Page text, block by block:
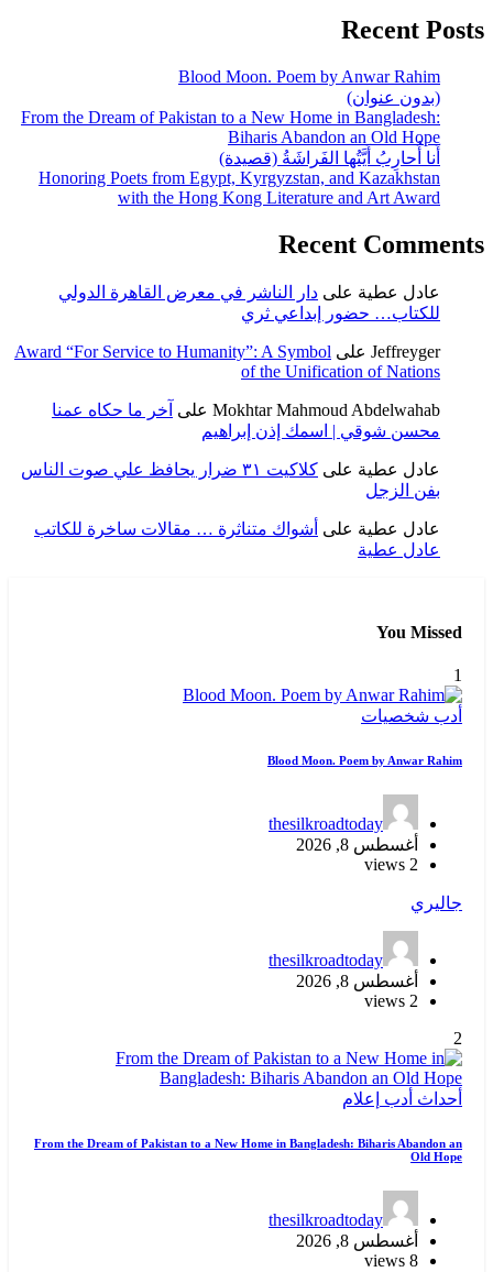
Recent Posts
Blood Moon. Poem by Anwar Rahim
(بدون عنوان)
From the Dream of Pakistan to a New Home in Bangladesh:
Biharis Abandon an Old Hope
أَنا أُحارِبُ أَيَّتُها الفَراشَةُ (قصيدة)
Honoring Poets from Egypt, Kyrgyzstan, and Kazakhstan
with the Hong Kong Literature and Art Award
Recent Comments
عادل عطية على دار الناشر في معرض القاهرة الدولي
للكتاب… حضور إبداعي ثري
Jeffreyger على Award “For Service to Humanity”: A Symbol
of the Unification of Nations
Mokhtar Mahmoud Abdelwahab على آخر ما حكاه عمنا
محسن شوقي | اسمك إذن إبراهيم
عادل عطية على
كلاكيت ٣١ ضرار يحافظ علي صوت الناس
بفن الزجل
عادل عطية على أشواك متناثرة … مقالات ساخرة للكاتب
عادل عطية
You Missed
1
أدب شخصيات
Blood Moon. Poem by Anwar Rahim
thesilkroadtoday
أغسطس 8, 2026
2 views
جاليري
thesilkroadtoday
أغسطس 8, 2026
2 views
2
أحداث أدب إعلام
From the Dream of Pakistan to a New Home in Bangladesh: Biharis Abandon an
Old Hope
thesilkroadtoday
أغسطس 8, 2026
8 views